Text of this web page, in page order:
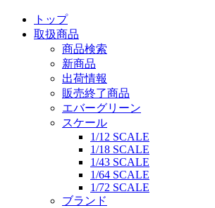
トップ
取扱商品
商品検索
新商品
出荷情報
販売終了商品
エバーグリーン
スケール
1/12 SCALE
1/18 SCALE
1/43 SCALE
1/64 SCALE
1/72 SCALE
ブランド